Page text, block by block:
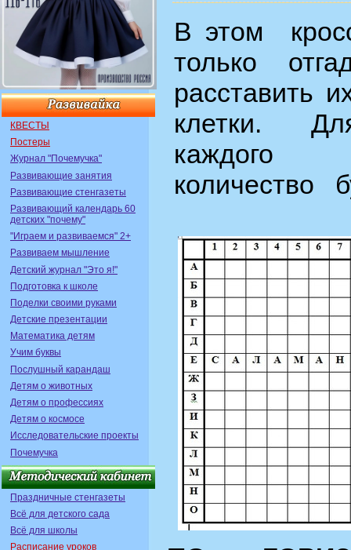
КВЕСТЫ
Постеры
Журнал "Почемучка"
Развивающие занятия
Развивающие стенгазеты
Развивающий календарь 60
детских "почему"
"Играем и развиваемся" 2+
Развиваем мышление
Детский журнал "Это я!"
Подготовка к школе
Поделки своими руками
Детские презентации
Математика детям
Учим буквы
Послушный карандаш
Детям о животных
Детям о профессиях
Детям о космосе
Исследовательские проекты
Почемучка
Праздничные стенгазеты
Всё для детского сада
Всё для школы
Расписание уроков
В этом
только
расставить
клетки.
количество